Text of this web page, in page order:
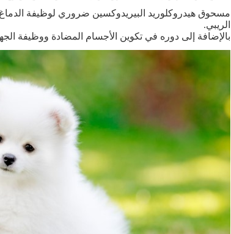
مسحوق هيدروكلوريد البيريدوكسين ضروري لوظيفة الدماغ
الريبي.
بالإضافة إلى دوره في تكوين الأجسام المضادة ووظيفة الجهاز المناعي ، فإن